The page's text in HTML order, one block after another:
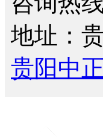
地址：
贵阳中